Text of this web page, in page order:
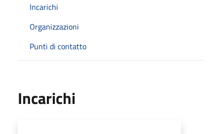
Incarichi
Organizzazioni
Punti di contatto
Incarichi